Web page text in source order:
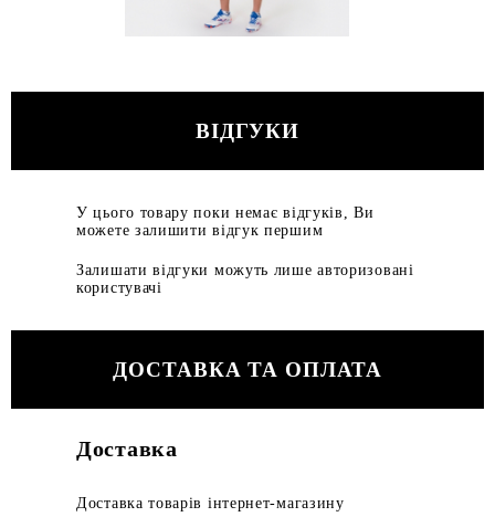
ВІДГУКИ
У цього товару поки немає відгуків, Ви
можете залишити відгук першим
Залишати відгуки можуть лише авторизовані
користувачі
ДОСТАВКА ТА ОПЛАТА
Доставка
Доставка товарів інтернет-магазину